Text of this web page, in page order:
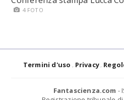
4 FOTO
Termini d'uso Privacy
Fantascienza.com -